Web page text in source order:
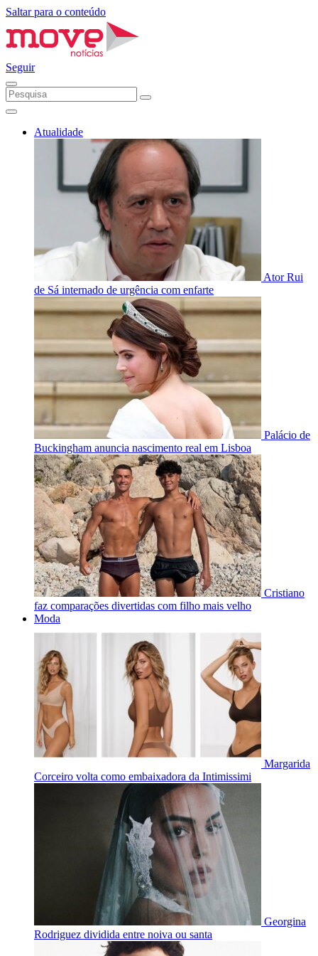
Saltar para o conteúdo
Seguir
Atualidade
Ator Rui
de Sá internado de urgência com enfarte
Palácio de
Buckingham anuncia nascimento real em Lisboa
Cristiano
faz comparações divertidas com filho mais velho
Moda
Margarida
Corceiro volta como embaixadora da Intimissimi
Georgina
Rodriguez dividida entre noiva ou santa